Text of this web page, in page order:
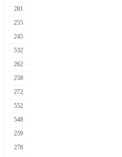
281
255
245
532
262
258
272
552
548
259
278